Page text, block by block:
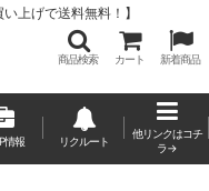
上げで送料無料！】
商品検索 カート 新着商品
情報 リクルート
他リンクはコチ
ラ→